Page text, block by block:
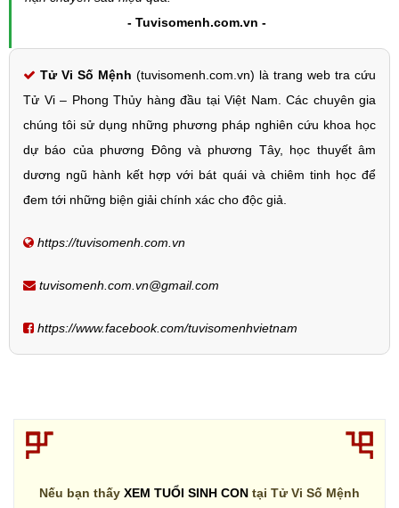
- Tuvisomenh.com.vn -
Tử Vi Số Mệnh (tuvisomenh.com.vn) là trang web tra cứu
Tử Vi – Phong Thủy hàng đầu tại Việt Nam. Các chuyên gia
chúng tôi sử dụng những phương pháp nghiên cứu khoa học
dự báo của phương Đông và phương Tây, học thuyết âm
dương ngũ hành kết hợp với bát quái và chiêm tinh học để
đem tới những biện giải chính xác cho độc giả.
https://tuvisomenh.com.vn
tuvisomenh.com.vn@gmail.com
https://www.facebook.com/tuvisomenhvietnam
Nếu bạn thấy XEM TUỔI SINH CON tại Tử Vi Số Mệnh